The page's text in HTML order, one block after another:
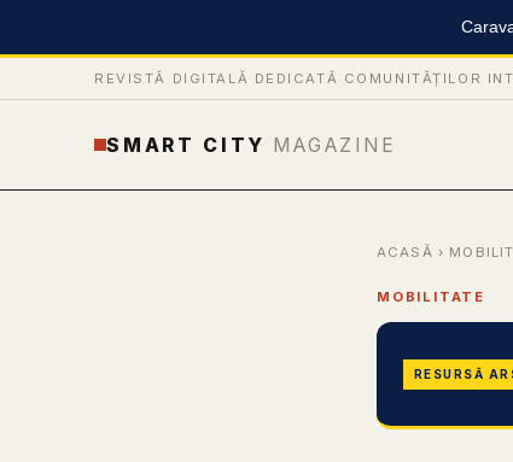
REVISTĂ DIGITALĂ DEDICATĂ COMUNITĂȚILOR
SMART CITY MAGAZINE
ACASĂ ›
MOBILITATE
RESURSĂ